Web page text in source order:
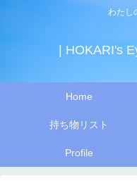
わたし
| HOKARI's
Home
持ち物リスト
Profile